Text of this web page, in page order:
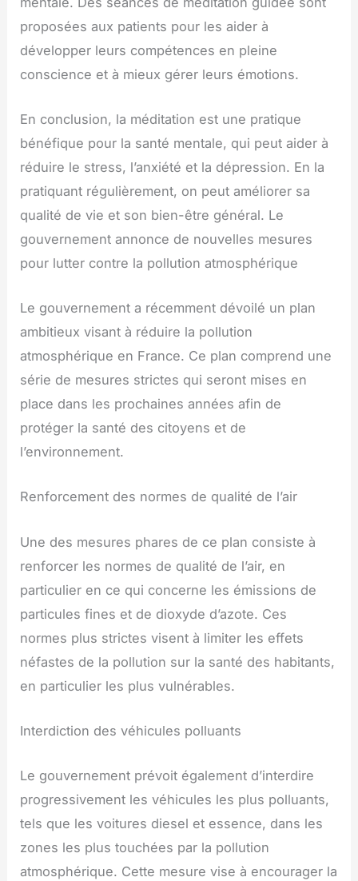
proposées aux patients pour les aider à
développer leurs compétences en pleine
conscience et à mieux gérer leurs émotions.
En conclusion, la méditation est une pratique
bénéfique pour la santé mentale, qui peut aider à
réduire le stress, l’anxiété et la dépression. En la
pratiquant régulièrement, on peut améliorer sa
qualité de vie et son bien-être général. Le
gouvernement annonce de nouvelles mesures
pour lutter contre la pollution atmosphérique
Le gouvernement a récemment dévoilé un plan
ambitieux visant à réduire la pollution
atmosphérique en France. Ce plan comprend une
série de mesures strictes qui seront mises en
place dans les prochaines années afin de
protéger la santé des citoyens et de
l’environnement.
Renforcement des normes de qualité de l’air
Une des mesures phares de ce plan consiste à
renforcer les normes de qualité de l’air, en
particulier en ce qui concerne les émissions de
particules fines et de dioxyde d’azote. Ces
normes plus strictes visent à limiter les effets
néfastes de la pollution sur la santé des habitants,
en particulier les plus vulnérables.
Interdiction des véhicules polluants
Le gouvernement prévoit également d’interdire
progressivement les véhicules les plus polluants,
tels que les voitures diesel et essence, dans les
zones les plus touchées par la pollution
atmosphérique. Cette mesure vise à encourager la